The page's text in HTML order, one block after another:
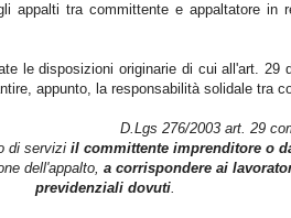
appalti tra committente e appaltatore in
le disposizioni originarie di cui all'art.
appunto, la responsabilità solidale tra
D.Lgs 276/2003 art. 29
di serviziil committente imprenditore o
dell'appalto, a corrispondere ai
previdenziali dovuti.